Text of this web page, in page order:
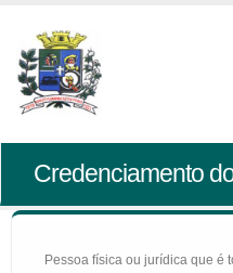
Credenciamento
Pessoa física ou jurídica que é